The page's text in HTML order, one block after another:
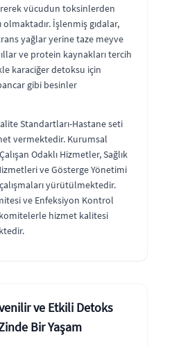
vücudun toksinlerden
olmaktadır. İşlenmiş gıdalar,
yağlar yerine taze meyve
ve protein kaynakları tercih
karaciğer detoksu için
gibi besinler
Standartları-Hastane seti
vermektedir. Kurumsal
Odaklı Hizmetler, Sağlık
ve Gösterge Yönetimi
yürütülmektedir.
ve Enfeksiyon Kontrol
hizmet kalitesi
ve Etkili Detoks
Bir Yaşam